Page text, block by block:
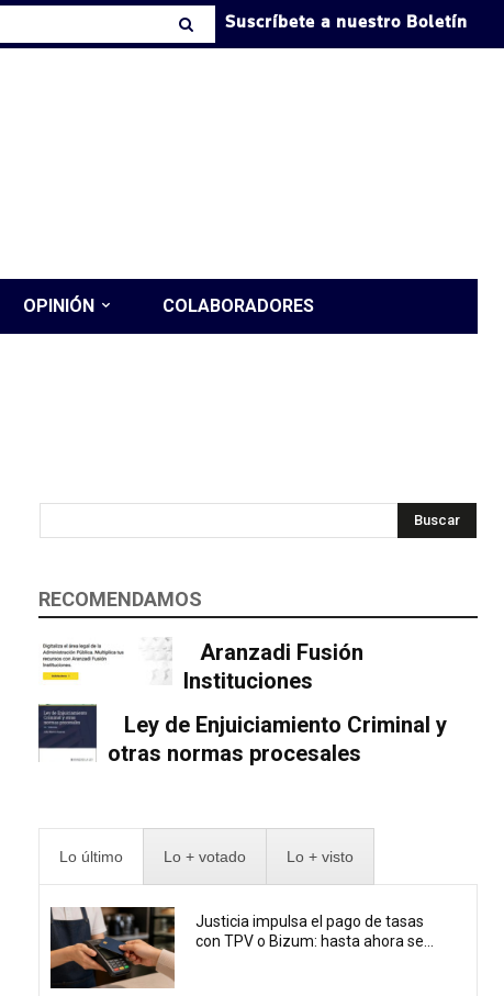
Suscríbete a nuestro Boletín
OPINIÓN COLABORADORES
Buscar
RECOMENDAMOS
Aranzadi Fusión
Instituciones
Ley de Enjuiciamiento Criminal y
otras normas procesales
Lo último Lo + votado Lo + visto
Justicia impulsa el pago de tasas
con TPV o Bizum: hasta ahora se...